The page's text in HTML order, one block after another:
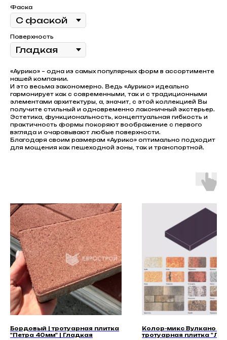
Фаска
Поверхность
«Аурико» – одна из самых популярных форм в ассортименте
нашей компании.
И это весьма закономерно. Ведь «Аурико» идеально
гармонирует как с современными, так и с традиционными
элементами архитектуры, а, значит, с этой коллекцией Вы
получите стильный и одновременно лаконичный экстерьер.
Эстетика, функциональность, концептуальная гибкость и
практичность формы покоряют воображение с первого
взгляда и очаровывают любые поверхности.
Благодаря своим размерам «Аурико» оптимально подходит
для мощения как пешеходной зоны, так и транспортной.
Бордовый | тротуарная плитка
"Петра 40мм" | Гладкая
Колор-микс Вулкано |
тротуарная плитка